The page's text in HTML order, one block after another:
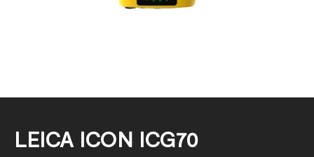
LEICA ICON ICG70